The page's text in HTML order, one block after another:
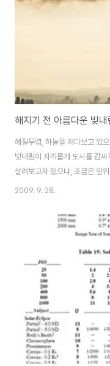
해지기 전 아름다운 빛내
해질무렵, 하늘을 쳐다보고 있
빛내림이 자리롭게 도시를 감
살려보고자 했으나, 조금은 인
다시 응시하면서 멍때려보니 그
2009. 9. 28.